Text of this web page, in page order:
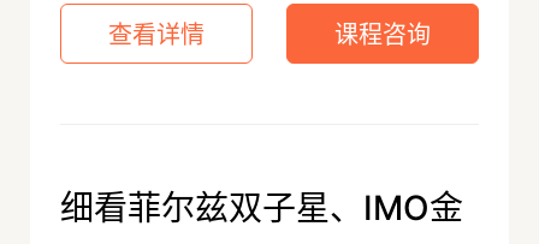
查看详情 课程咨询
细看菲尔兹双子星、IMO金